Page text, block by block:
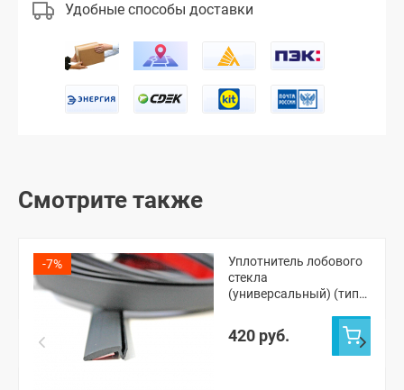
Удобные способы доставки
Смотрите также
-7%
Уплотнитель лобового
стекла
(универсальный) (тип
420 руб.